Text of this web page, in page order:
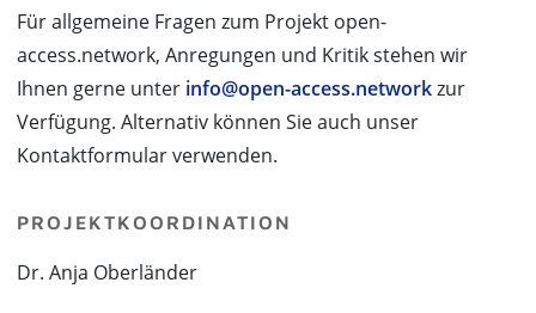
Für allgemeine Fragen zum Projekt open-
access.network, Anregungen und Kritik stehen wir
Ihnen gerne unter info@open-access.networkzur
Verfügung. Alternativ können Sie auch unser
Kontaktformular verwenden.
PROJEKTKOORDINATION
Dr. Anja Oberländer